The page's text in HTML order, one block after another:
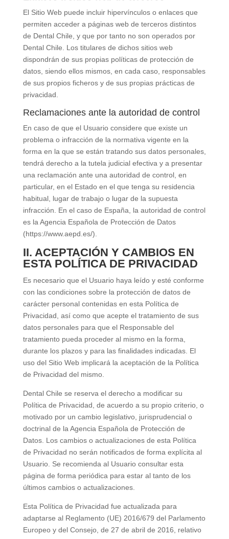
El Sitio Web puede incluir hipervínculos o enlaces que
permiten acceder a páginas web de terceros distintos
de Dental Chile , y que por tanto no son operados por
Dental Chile . Los titulares de dichos sitios web
dispondrán de sus propias políticas de protección de
datos, siendo ellos mismos, en cada caso, responsables
de sus propios ficheros y de sus propias prácticas de
privacidad.
Reclamaciones ante la autoridad de control
En caso de que el Usuario considere que existe un
problema o infracción de la normativa vigente en la
forma en la que se están tratando sus datos personales,
tendrá derecho a la tutela judicial efectiva y a presentar
una reclamación ante una autoridad de control, en
particular, en el Estado en el que tenga su residencia
habitual, lugar de trabajo o lugar de la supuesta
infracción. En el caso de España, la autoridad de control
es la Agencia Española de Protección de Datos
(https://www.aepd.es/).
II. ACEPTACIÓN Y CAMBIOS EN
ESTA POLÍTICA DE PRIVACIDAD
Es necesario que el Usuario haya leído y esté conforme
con las condiciones sobre la protección de datos de
carácter personal contenidas en esta Política de
Privacidad, así como que acepte el tratamiento de sus
datos personales para que el Responsable del
tratamiento pueda proceder al mismo en la forma,
durante los plazos y para las finalidades indicadas. El
uso del Sitio Web implicará la aceptación de la Política
de Privacidad del mismo.
Dental Chile se reserva el derecho a modificar su
Política de Privacidad, de acuerdo a su propio criterio, o
motivado por un cambio legislativo, jurisprudencial o
doctrinal de la Agencia Española de Protección de
Datos. Los cambios o actualizaciones de esta Política
de Privacidad no serán notificados de forma explícita al
Usuario. Se recomienda al Usuario consultar esta
página de forma periódica para estar al tanto de los
últimos cambios o actualizaciones.
Esta Política de Privacidad fue actualizada para
adaptarse al Reglamento (UE) 2016/679 del Parlamento
Europeo y del Consejo, de 27 de abril de 2016, relativo